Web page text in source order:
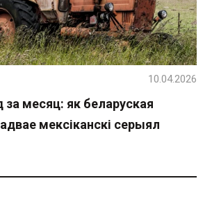
за месяц: як беларуская
мексіканскі серыял
10.04.2026